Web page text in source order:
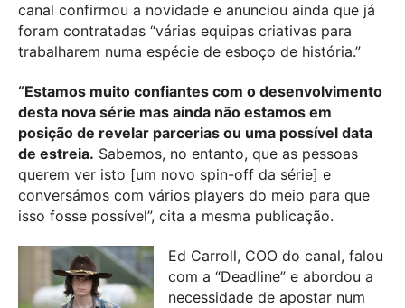
canal confirmou a novidade e anunciou ainda que já
foram contratadas “várias equipas criativas para
trabalharem numa espécie de esboço de história.”
“Estamos muito confiantes com o desenvolvimento
desta nova série mas ainda não estamos em
posição de revelar parcerias ou uma possível data
de estreia. Sabemos, no entanto, que as pessoas
querem ver isto [um novo spin-off da série] e
conversámos com vários players do meio para que
isso fosse possível”, cita a mesma publicação.
Ed Carroll, COO do canal, falou
com a “Deadline” e abordou a
necessidade de apostar num